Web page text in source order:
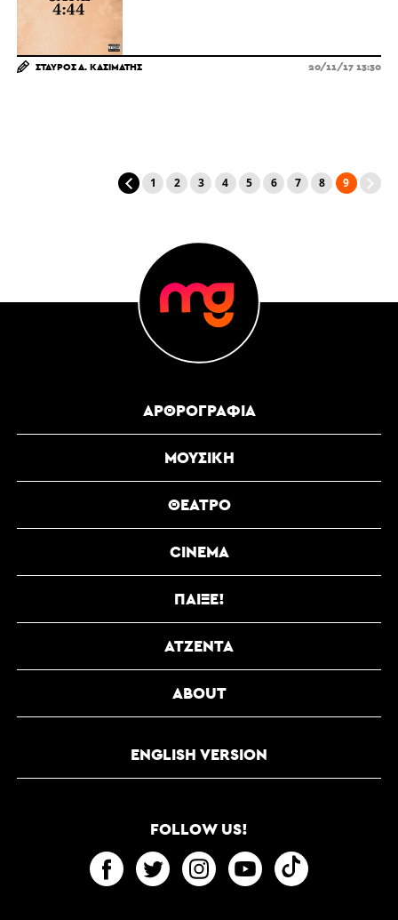
ΣΤΑΎΡΟΣ Α. ΚΑΣΙΜΆΤΗΣ 20/11/17 13:30
1 2 3 4 5 6 7 8 9
FOLLOW US!
ΑΡΘΡΟΓΡΑΦΊΑ
ΜΟΥΣΙΚΉ
ΘΈΑΤΡΟ
CINEMA
ΠΑΊΞΕ!
ΑΤΖΈΝΤΑ
ABOUT
ENGLISH VERSION